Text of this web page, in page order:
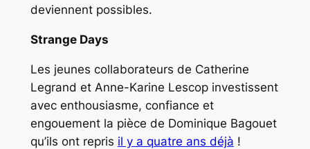
deviennent possibles.
Strange Days
Les jeunes collaborateurs de Catherine
Legrand et Anne-Karine Lescop investissent
avec enthousiasme, confiance et
engouement la pièce de Dominique Bagouet
qu’ils ont repris il y a quatre ans déjà !